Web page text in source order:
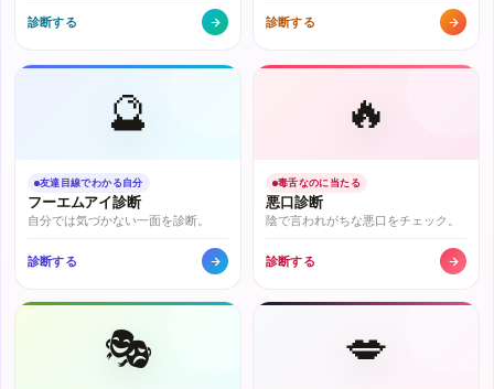
診断する 診断する
🔮
友達目線でわかる自分
フーエムアイ診断
自分では気づかない一面を診断。
診断する
🔥
毒舌なのに当たる
悪口診断
陰で言われがちな悪口をチェック。
診断する
🎭 💋